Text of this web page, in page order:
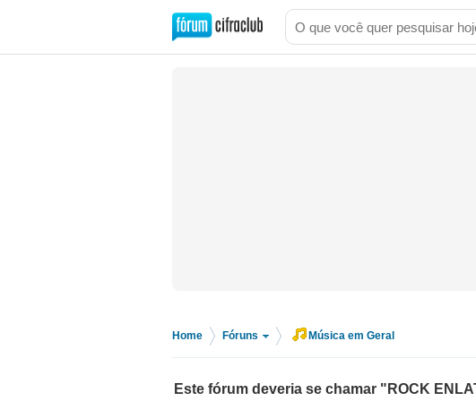
Home Fóruns Música em Geral
Este fórum deveria se chamar "ROCK